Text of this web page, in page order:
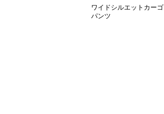
ワイドシルエットカーゴ
パンツ